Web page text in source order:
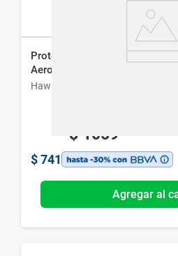
Protector Solar Hawaiian
Aerosol Fps 50 x 180 ml
Hawaiian Tropic
$ 1059
$ 741
Agregar al